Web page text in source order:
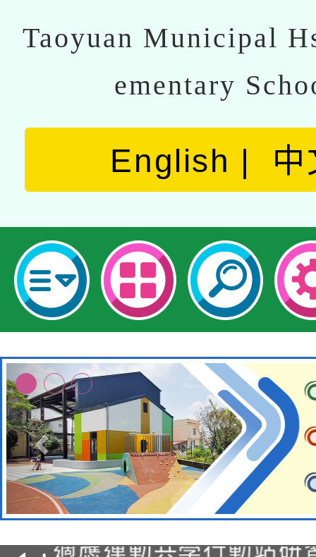
Taoyuan Municipal
ementary
English 中
本校115學年度第2次
招甄選結果公告(無人
適應運動共學行動站研